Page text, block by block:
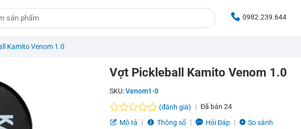
0982.239.644
Kamito Venom 1.0
Vợt Pickleball Kamito Venom 1.0
SKU:Venom1-0
Được
(đánh giá) Đã bán24
Mô tả
Thông số Hỏi Đáp So sánh